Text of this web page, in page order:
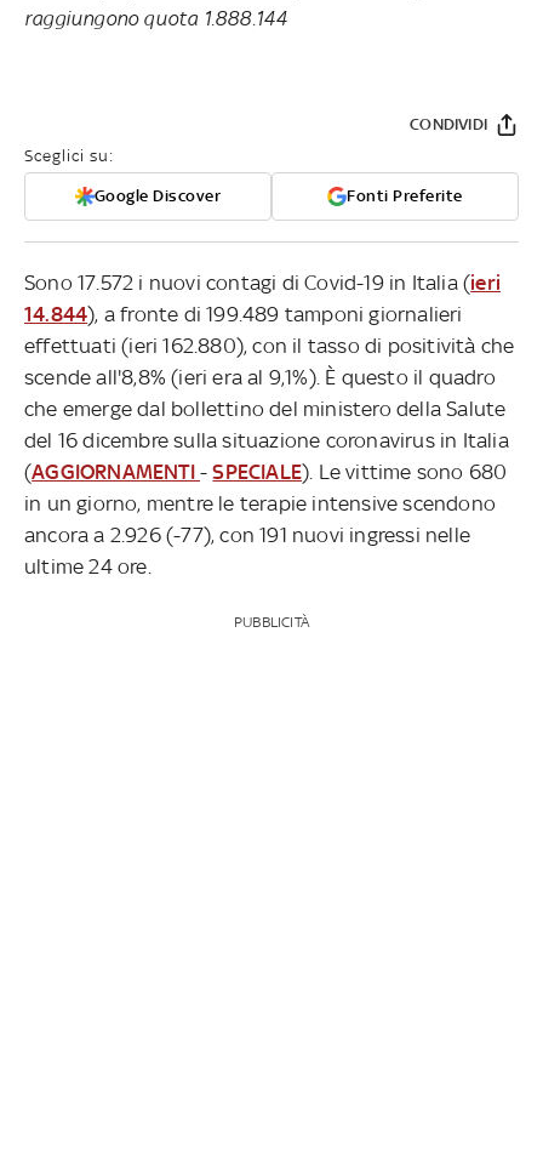
raggiungono quota 1.888.144
Sceglici su:
Google Discover Fonti Preferite
CONDIVIDI
Sono 17.572 i nuovi contagi di Covid-19 in Italia (ieri
14.844), a fronte di 199.489 tamponi giornalieri
effettuati (ieri 162.880), con il tasso di positività che
scende all'8,8% (ieri era al 9,1%). È questo il quadro
che emerge dal bollettino del ministero della Salute
del 16 dicembre sulla situazione coronavirus in Italia
(AGGIORNAMENTI-SPECIALE). Le vittime sono 680
in un giorno, mentre le terapie intensive scendono
ancora a 2.926 (-77), con 191 nuovi ingressi nelle
ultime 24 ore.
PUBBLICITÀ